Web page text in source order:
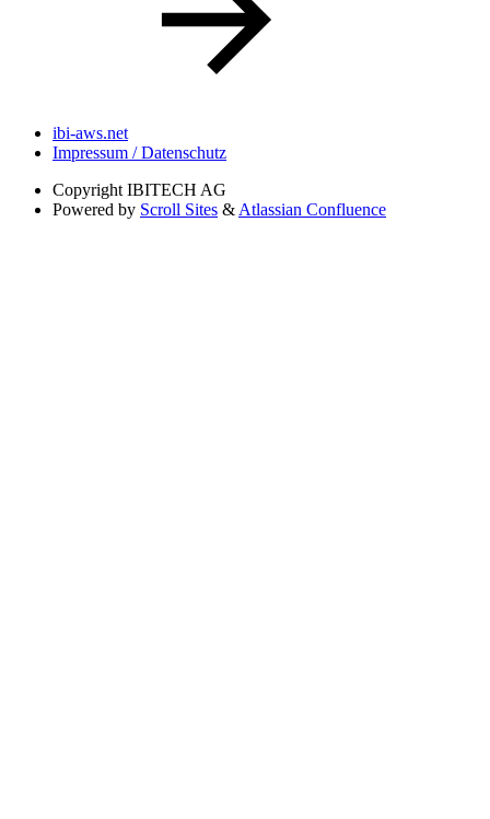
ibi-aws.net
Impressum / Datenschutz
Copyright IBITECH AG
Powered by Scroll Sites & Atlassian Confluence